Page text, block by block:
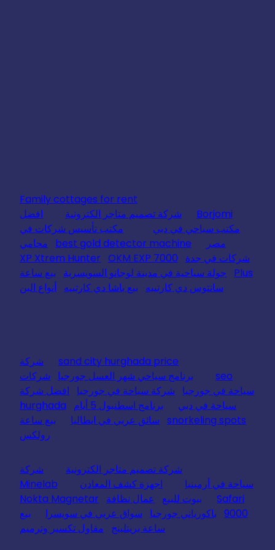
Family cottages for rent
Borjomi
شركة تصميم متاجر الكترونية
افضل
مكتب سياحي في دبي
مكتب تأسيس شركات في
مصر
best gold detector machine
محامي
شركات في جدة
XP Xtrem Hunter OKM EXP 7000
Plus
جولة سياحية في مدينة لوجانو السويسرية
بيع ساعة
سانتوس دي كارتييه
بيع باشا دي كارتييه أنواع البن
sand city hurghada price
شركة
seo
برنامج سياحي شهر العسل جورجيا
شركات
سياحة في جورجيا
شركة سياحة في جورجيا
افضل شركة
سياحة في دبي
برنامج اسطنبول 5 أيام
hurghada
snorkeling spots سائق عربي في ايطاليا
بيع ساعة
رولكس
شركة تصميم متاجر الكترونية
شركة
سياحة في أرمينيا
اجهزة كشف المعادن
Minelab
Safari
بيوت للبيع عمال نظافة Nokta Magnetar
9000 باكورياني جورجيا سواق عربي في سويسرا
بيع
ساعة بريتلينج
مقاول تكسير وترميم